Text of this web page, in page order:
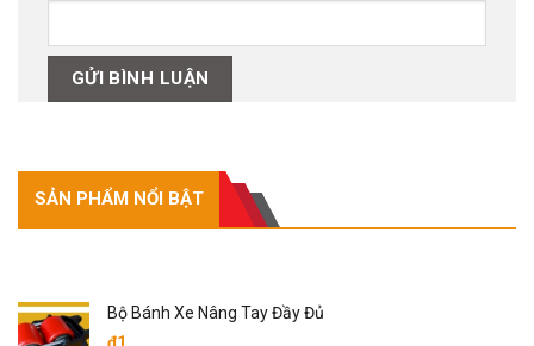
SẢN PHẨM NỔI BẬT
Bộ Bánh Xe Nâng Tay Đầy Đủ